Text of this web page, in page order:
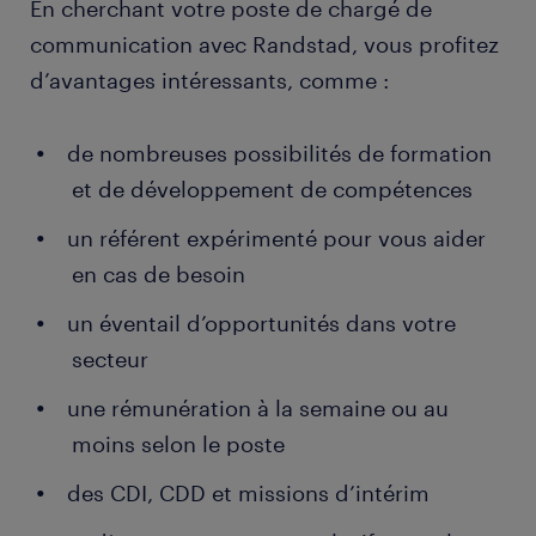
composer une stratégie de communication
globale ou spécifique
effectuer une étude de marché chiffrée et
élaborer un plan média précis et détaillé
commander ou créer des supports (journal,
vidéo, affiche, catalogue)
procéder au lancement de la campagne
organiser en ligne et sur site les événements
(concours, rencontre, concert…)
coordonner des réunions et des points d'étapes
communication. Même si les entreprises privées de
moyenne et de grande taille recrutent davantage,
les associations, les collectivités ou les organismes
soit comme employé ou comme consultant
indépendant.
En cherchant votre poste de chargé de
communication avec Randstad, vous profitez
d’avantages intéressants, comme :
de nombreuses possibilités de formation
et de développement de compétences
un référent expérimenté pour vous aider
en cas de besoin
un éventail d’opportunités dans votre
secteur
une rémunération à la semaine ou au
moins selon le poste
des CDI, CDD et missions d’intérim